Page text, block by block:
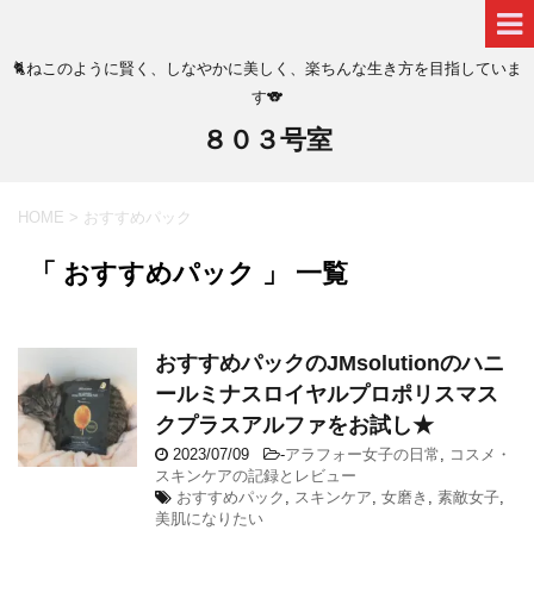
🐈ねこのように賢く、しなやかに美しく、楽ちんな生き方を目指していま
す🐨
８０３号室
HOME > おすすめパック
「 おすすめパック 」 一覧
おすすめパックのJMsolutionのハニ
ールミナスロイヤルプロポリスマス
クプラスアルファをお試し★
2023/07/09 -アラフォー女子の日常
コスメ・
スキンケアの記録とレビュー
おすすめパック
スキンケア 女磨き 素敵女子
美肌になりたい